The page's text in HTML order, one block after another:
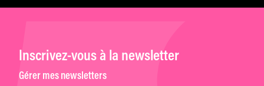
Inscrivez-vous à la newsletter
Gérer mes newsletters